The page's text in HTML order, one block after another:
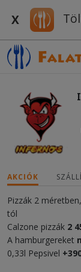
X
AKCIÓK
Pizzák 2
tól
Calzone pizzák 2
A hamburgereket
0,33l Pepsivel